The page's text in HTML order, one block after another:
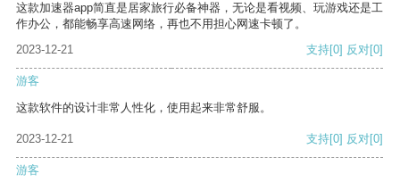
这款加速器app简直是居家旅行必备神器，无论是看视频、玩游戏还是工
作办公，都能畅享高速网络，再也不用担心网速卡顿了。
2023-12-21
支持[0] 反对[0]
游客
这款软件的设计非常人性化，使用起来非常舒服。
2023-12-21 支持[0] 反对[0]
游客